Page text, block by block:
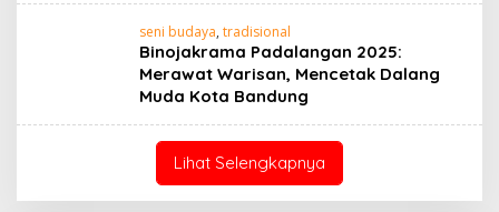
seni budaya, tradisional
Binojakrama Padalangan 2025:
Merawat Warisan, Mencetak Dalang
Muda Kota Bandung
Lihat Selengkapnya